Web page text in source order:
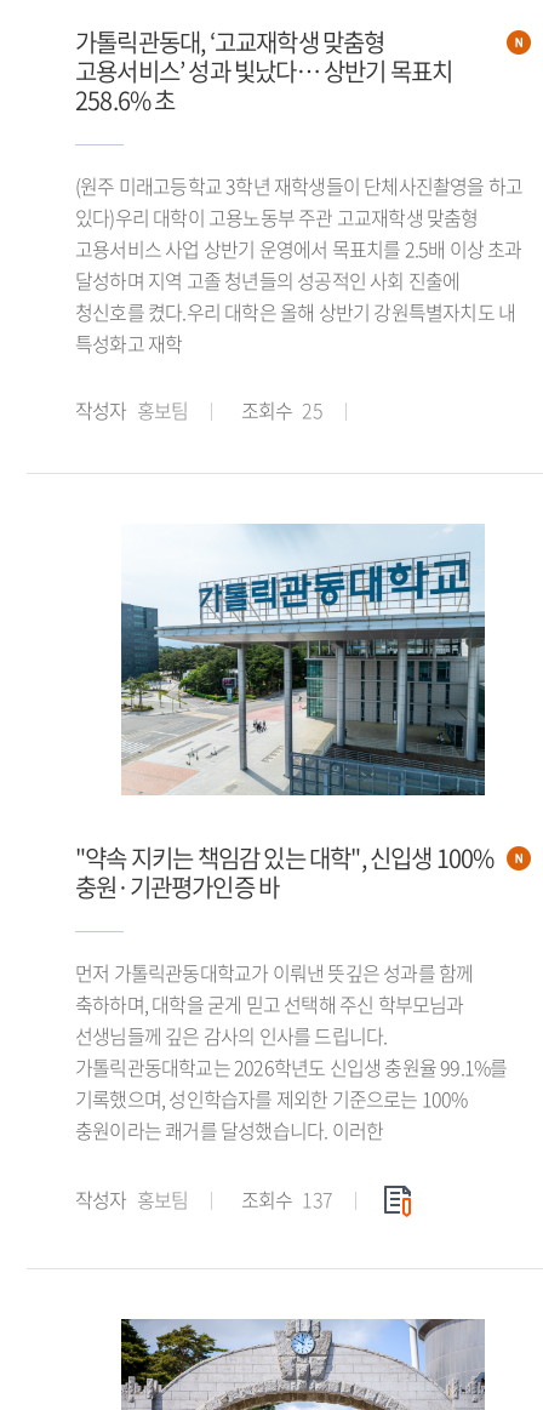
가톨릭관동대, ‘고교재학생 맞춤형
고용서비스’ 성과 빛났다… 상반기 목표치
258.6% 초
(원주 미래고등학교 3학년 재학생들이 단체사진촬영을 하고
있다)우리 대학이 고용노동부 주관 고교재학생 맞춤형
고용서비스 사업 상반기 운영에서 목표치를 2.5배 이상 초과
달성하며 지역 고졸 청년들의 성공적인 사회 진출에
청신호를 켰다.우리 대학은 올해 상반기 강원특별자치도 내
특성화고 재학
작성자 홍보팀 조회수 25
"약속 지키는 책임감 있는 대학", 신입생 100%
충원·기관평가인증 바
먼저 가톨릭관동대학교가 이뤄낸 뜻깊은 성과를 함께
축하하며, 대학을 굳게 믿고 선택해 주신 학부모님과
선생님들께 깊은 감사의 인사를 드립니다.
가톨릭관동대학교는 2026학년도 신입생 충원율 99.1%를
기록했으며, 성인학습자를 제외한 기준으로는 100%
충원이라는 쾌거를 달성했습니다. 이러한
작성자 홍보팀 조회수 137